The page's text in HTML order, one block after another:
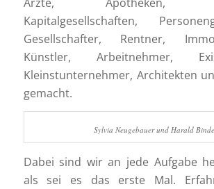
Kapitalgesellschaften,
Gesellschafter, Rentner,
Künstler, Arbeitnehmer,
Kleinstunternehmer, Architekten
gemacht.
Sylvia Neugebauer und Harald
Dabei sind wir an jede Aufgabe
als sei es das erste Mal.